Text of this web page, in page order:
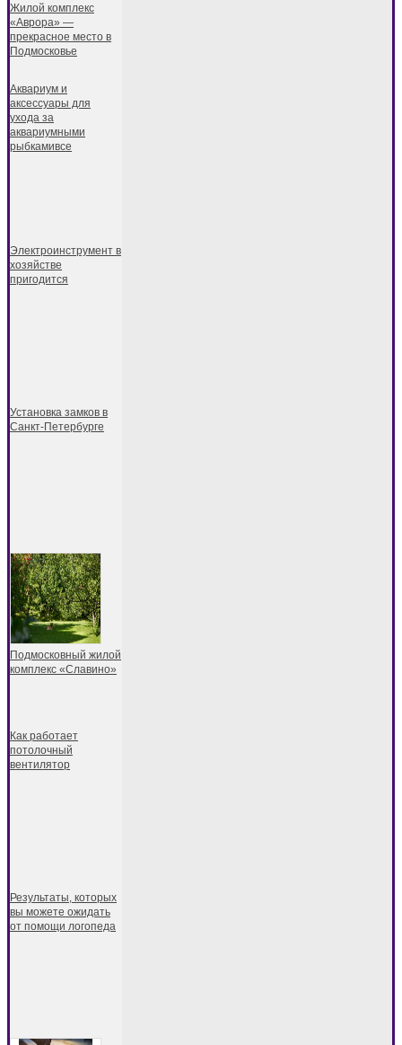
Жилой комплекс
«Аврора» —
прекрасное место в
Подмосковье
Аквариум и
аксессуары для
ухода за
аквариумными
рыбкамивсе
Электроинструмент в
хозяйстве
пригодится
Установка замков в
Санкт-Петербурге
Подмосковный жилой
комплекс «Славино»
Как работает
потолочный
вентилятор
Результаты, которых
вы можете ожидать
от помощи логопеда